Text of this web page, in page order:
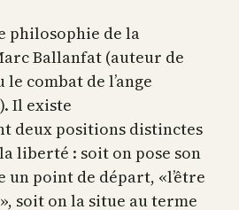
philosophie de la
Ballanfat (auteur de
le combat de l’ange
Il existe
deux positions distinctes
liberté : soit on pose son
un point de départ, «l’être
soit on la situe au terme